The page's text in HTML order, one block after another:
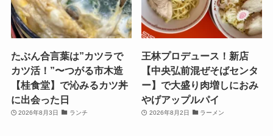
たぶん合言葉は”カツラで
カツ活！”〜つがる市木造
【桂食堂】で沁みるカツ丼
に出会った日
2026年8月3日 ランチ
王林プロデュース！新店
【中央弘前混ぜそばセンタ
ー】で大盛り肉増しにおみ
やげアップルパイ
2026年8月2日 ラーメン